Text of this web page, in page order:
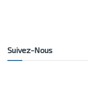
Suivez-Nous